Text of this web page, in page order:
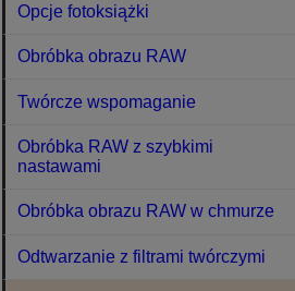
Opcje fotoksiążki
Obróbka obrazu RAW
Twórcze wspomaganie
Obróbka RAW z szybkimi
nastawami
Obróbka obrazu RAW w chmurze
Odtwarzanie z filtrami twórczymi